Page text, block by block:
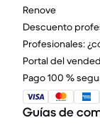
Renove
Descuento
Profesionales:
Portal del
Pago 100 %
Guías de